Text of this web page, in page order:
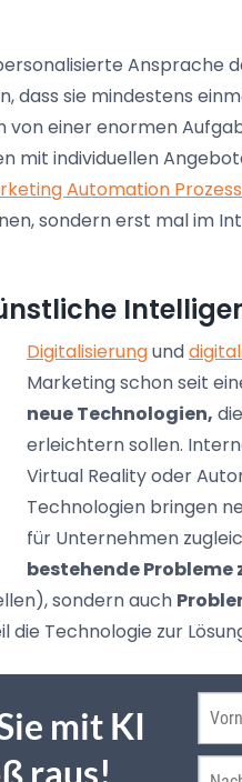
Ansprache
dass sie mindestens
einer enormen
mit individuellen
Automation
sondern erst mal im
Digitalisierungund
Marketing schon seit
neue Technologien,
erleichtern sollen.
Virtual Reality oder
Technologien bringen
für Unternehmen
bestehende Probleme
sondern auch
Technologie zur